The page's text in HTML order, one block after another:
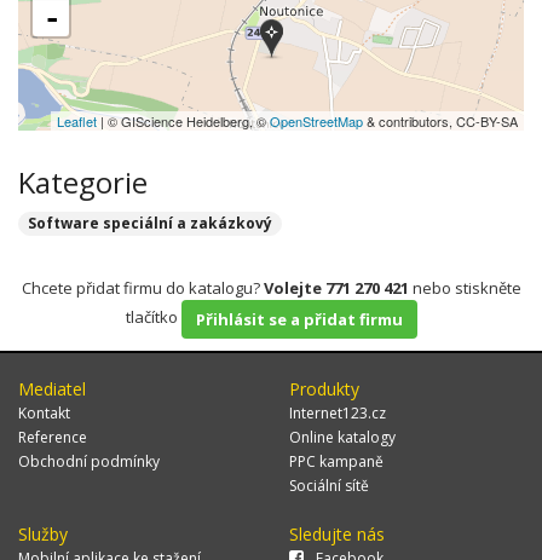
-
Leaflet| © GIScience Heidelberg, ©OpenStreetMap& contributors, CC-BY-SA
Kategorie
Software speciální a zakázkový
Chcete přidat firmu do katalogu?Volejte 771 270 421 nebo stiskněte
tlačítko
Přihlásit se a přidat firmu
Mediatel
Kontakt
Reference
Obchodní podmínky
Produkty
Internet123.cz
Online katalogy
PPC kampaně
Sociální sítě
Služby Sledujte nás